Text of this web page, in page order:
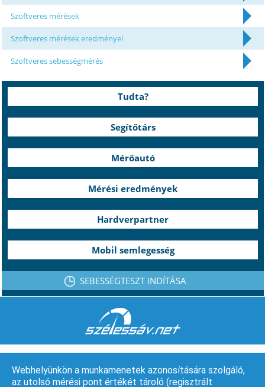
Szoftveres mérések
Szoftveres mérések eredményei
Szoftveres sebességmérés
Tudta?
Segítőtárs
Mérőautó
Mérési eredmények
Hardverpartner
Mobil semlegesség
SEBESSÉGTESZT INDÍTÁSA
Webhelyünkön a munkamenetek azonosítására szolgáló,
az utolsó mérési pont értékét tároló (regisztrált